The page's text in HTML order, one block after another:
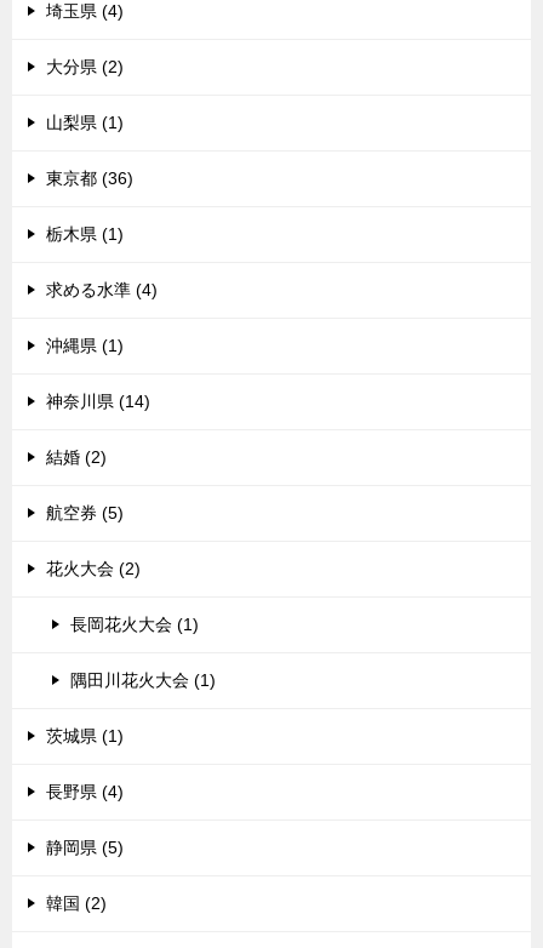
埼玉県 (4)
大分県 (2)
山梨県 (1)
東京都 (36)
栃木県 (1)
求める水準 (4)
沖縄県 (1)
神奈川県 (14)
結婚 (2)
航空券 (5)
花火大会 (2)
長岡花火大会 (1)
隅田川花火大会 (1)
茨城県 (1)
長野県 (4)
静岡県 (5)
韓国 (2)